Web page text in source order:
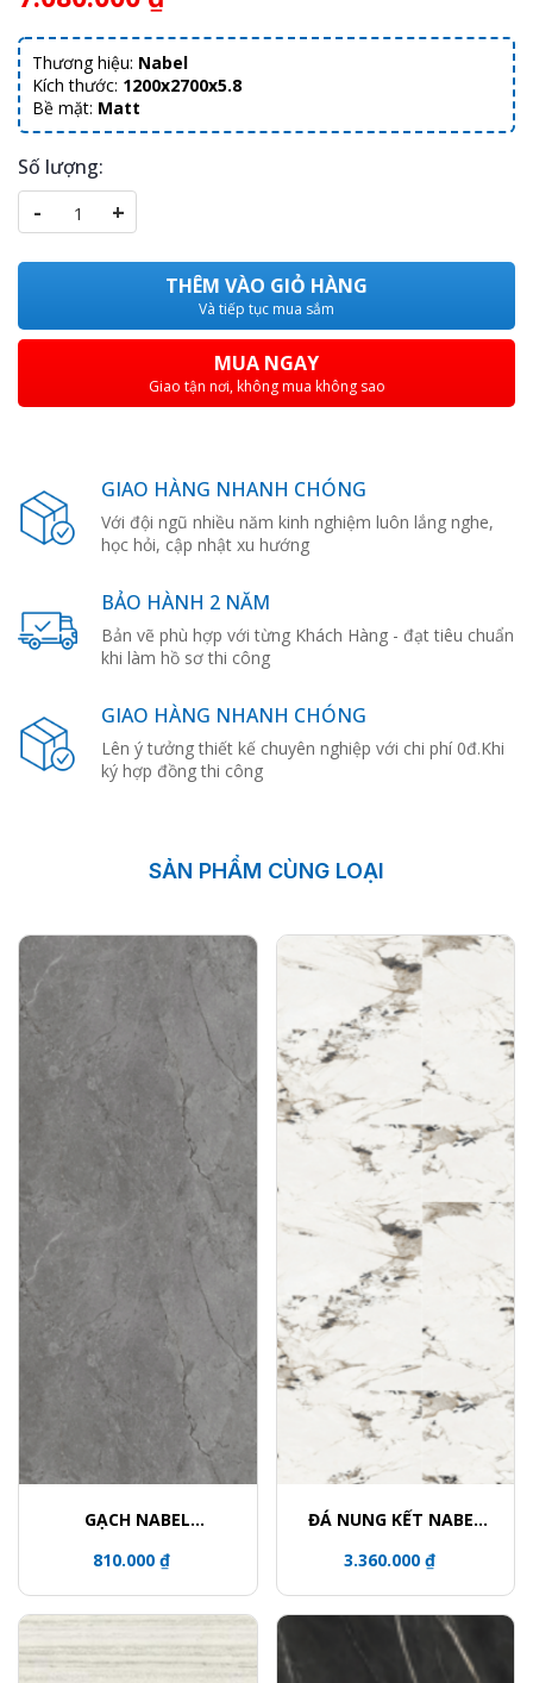
Thương hiệu: Nabel
Kích thước: 1200x2700x5.8
Bề mặt: Matt
Số lượng:
- +
THÊM VÀO GIỎ HÀNG
Và tiếp tục mua sắm
MUA NGAY
Giao tận nơi, không mua không sao
GIAO HÀNG NHANH CHÓNG
Với đội ngũ nhiều năm kinh nghiệm luôn lắng nghe,
học hỏi, cập nhật xu hướng
BẢO HÀNH 2 NĂM
Bản vẽ phù hợp với từng Khách Hàng - đạt tiêu chuẩn
khi làm hồ sơ thi công
GIAO HÀNG NHANH CHÓNG
Lên ý tưởng thiết kế chuyên nghiệp với chi phí 0đ.Khi
ký hợp đồng thi công
SẢN PHẨM CÙNG LOẠI
GẠCH NABEL
810.000 ₫
ĐÁ NUNG KẾT NABEL
3.360.000 ₫